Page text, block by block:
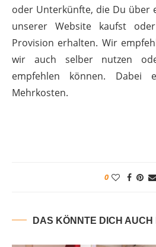
oder Unterkünfte, die Du über
unserer Website kaufst
Provision erhalten. Wir
wir auch selber nutzen
empfehlen können. Dabei
Mehrkosten.
0
DAS KÖNNTE DICH AUCH